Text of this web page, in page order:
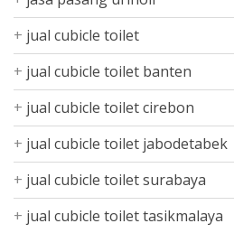
jual cubicle toilet
jual cubicle toilet banten
jual cubicle toilet cirebon
jual cubicle toilet jabodetabek
jual cubicle toilet surabaya
jual cubicle toilet tasikmalaya